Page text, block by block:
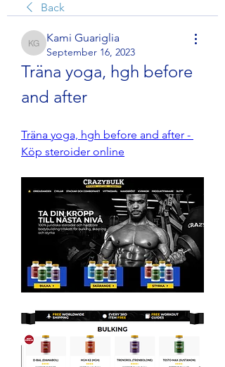
Back
Kami Guariglia
Kami Guariglia
September 16, 2023
Träna yoga, hgh before
and after
Träna yoga, hgh before and after -
Köp steroider online